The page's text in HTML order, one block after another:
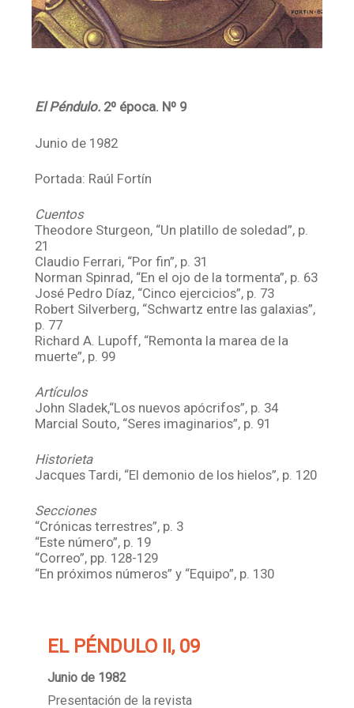
El Péndulo. 2º época. Nº 9
Junio de 1982
Portada: Raúl Fortín
Cuentos
Theodore Sturgeon, “Un platillo de soledad”, p.
21
Claudio Ferrari, “Por fin”, p. 31
Norman Spinrad, “En el ojo de la tormenta”, p. 63
José Pedro Díaz, “Cinco ejercicios”, p. 73
Robert Silverberg, “Schwartz entre las galaxias”,
p. 77
Richard A. Lupoff, “Remonta la marea de la
muerte”, p. 99
Artículos
John Sladek,“Los nuevos apócrifos”, p. 34
Marcial Souto, “Seres imaginarios”, p. 91
Historieta
Jacques Tardi, “El demonio de los hielos”, p. 120
Secciones
“Crónicas terrestres”, p. 3
“Este número”, p. 19
“Correo”, pp. 128-129
“En próximos números” y “Equipo”, p. 130
EL PÉNDULO II, 09
Junio de 1982
Presentación de la revista